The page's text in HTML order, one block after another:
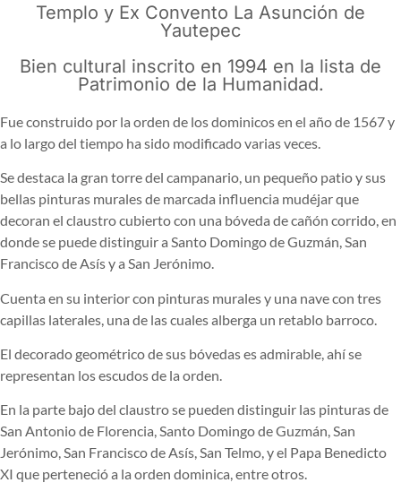
Templo y Ex Convento La Asunción de
Yautepec
Bien cultural inscrito en 1994 en la lista de
Patrimonio de la Humanidad.
Fue construido por la orden de los dominicos en el año de 1567 y
a lo largo del tiempo ha sido modificado varias veces.
Se destaca la gran torre del campanario, un pequeño patio y sus
bellas pinturas murales de marcada influencia mudéjar que
decoran el claustro cubierto con una bóveda de cañón corrido, en
donde se puede distinguir a Santo Domingo de Guzmán, San
Francisco de Asís y a San Jerónimo.
Cuenta en su interior con pinturas murales y una nave con tres
capillas laterales, una de las cuales alberga un retablo barroco.
El decorado geométrico de sus bóvedas es admirable, ahí se
representan los escudos de la orden.
En la parte bajo del claustro se pueden distinguir las pinturas de
San Antonio de Florencia, Santo Domingo de Guzmán, San
Jerónimo, San Francisco de Asís, San Telmo, y el Papa Benedicto
XI que perteneció a la orden dominica, entre otros.